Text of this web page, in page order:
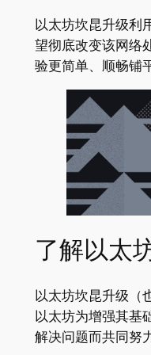
以太坊坎昆升级利
望彻底改变该网络
验更简单、顺畅铺
了解以太
以太坊坎昆升级（
以太坊为增强其基
解决问题而共同努